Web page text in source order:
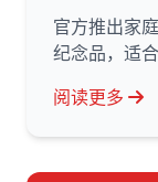
官方推出家
纪念品，适
阅读更多